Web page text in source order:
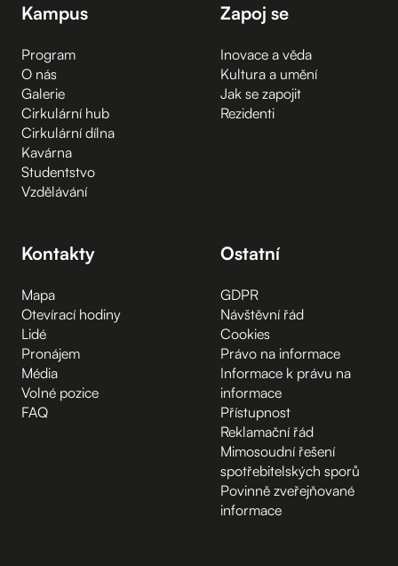
Kampus
Program
O nás
Galerie
Cirkulární hub
Cirkulární dílna
Kavárna
Studentstvo
Vzdělávání
Zapoj se
Inovace a věda
Kultura a umění
Jak se zapojit
Rezidenti
Kontakty
Mapa
Otevírací hodiny
Lidé
Pronájem
Média
Volné pozice
FAQ
Ostatní
GDPR
Návštěvní řád
Cookies
Právo na informace
Informace k právu na
informace
Přístupnost
Reklamační řád
Mimosoudní řešení
spotřebitelských sporů
Povinně zveřejňované
informace